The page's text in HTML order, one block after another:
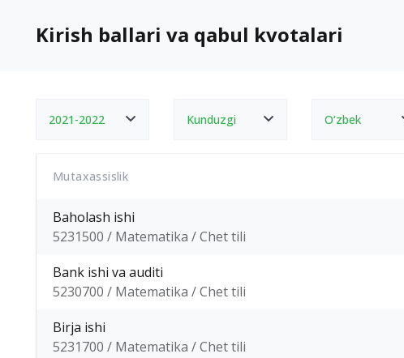
Kirish ballari va qabul kvotalari
2021-2022 Kunduzgi O‘zbek
Mutaxassislik
Baholash ishi
5231500 / Matematika / Chet tili
Bank ishi va auditi
5230700 / Matematika / Chet tili
Birja ishi
5231700 / Matematika / Chet tili